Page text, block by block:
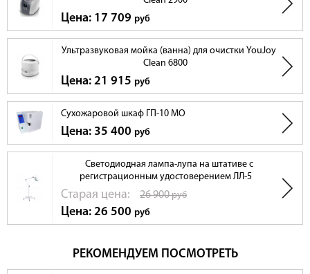
Цена: 17 709 руб
Ультразвуковая мойка (ванна) для очистки YouJoy
Clean 6800
Цена: 21 915 руб
Сухожаровой шкаф ГП-10 МО
Цена: 35 400 руб
Светодиодная лампа-лупа на штативе с
регистрационным удостоверением ЛЛ-5
Cтарая цена: 26 900руб
Цена: 26 500 руб
РЕКОМЕНДУЕМ ПОСМОТРЕТЬ